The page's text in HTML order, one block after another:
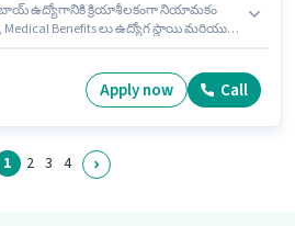
బాయ్ ఉద్యోగానికి క్రియాశీలకంగా నియామకం
Medical Benefits లు ఉద్యోగ స్థాయి మరియు
- 2 ఏళ్లు సంవత్సరాల అనుభవం ఉన్న వారికి
ఈ ఉద్యోగానికి దరఖాస్తు చేయాలనుకునే అభ్యర్థి
Apply now Call
1 2 3 4